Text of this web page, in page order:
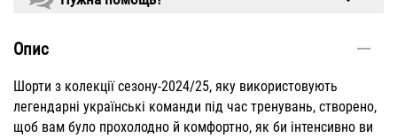
Опис
Шорти з колекції сезону-2024/25, яку використовують
легендарні українські команди під час тренувань, створено,
щоб вам було прохолодно й комфортно, як би інтенсивно ви